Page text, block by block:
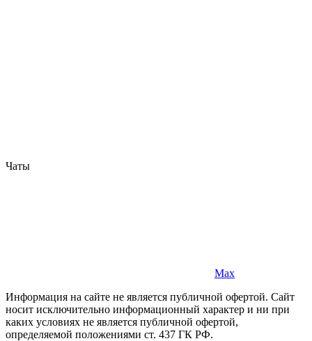
Чаты
Max
Информация на сайте не является публичной офертой. Cайт
носит исключительно информационный характер и ни при
каких условиях не является публичной офертой,
определяемой положениями ст. 437 ГК РФ.